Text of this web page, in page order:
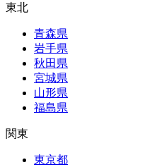
東北
青森県
岩手県
秋田県
宮城県
山形県
福島県
関東
東京都